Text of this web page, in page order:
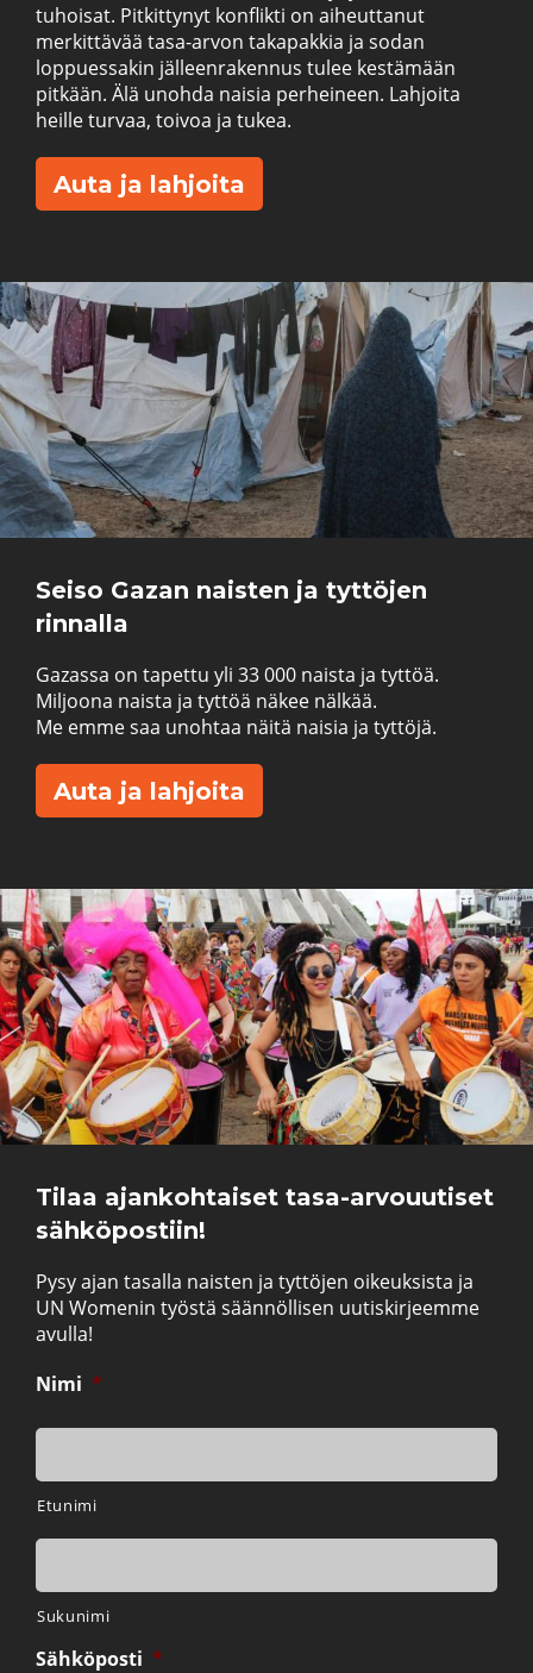
tuhoisat. Pitkittynyt konflikti on aiheuttanut
merkittävää tasa-arvon takapakkia ja sodan
loppuessakin jälleenrakennus tulee kestämään
pitkään. Älä unohda naisia perheineen. Lahjoita
heille turvaa, toivoa ja tukea.
Auta ja lahjoita
Seiso Gazan naisten ja tyttöjen
rinnalla
Gazassa on tapettu yli 33 000 naista ja tyttöä.
Miljoona naista ja tyttöä näkee nälkää.
Me emme saa unohtaa näitä naisia ja tyttöjä.
Auta ja lahjoita
Tilaa ajankohtaiset tasa-arvouutiset
sähköpostiin!
Pysy ajan tasalla naisten ja tyttöjen oikeuksista ja
UN Womenin työstä säännöllisen uutiskirjeemme
avulla!
Nimi *
Etunimi
Sukunimi
Sähköposti *